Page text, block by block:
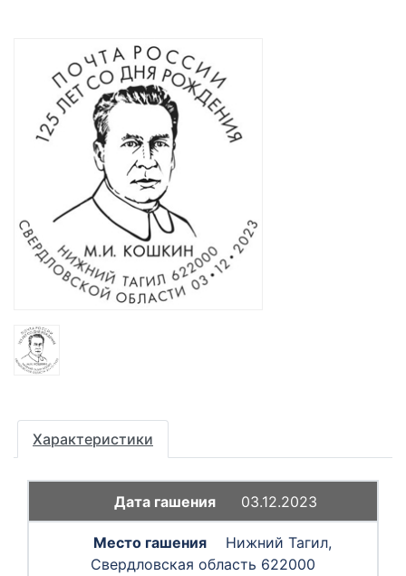
Характеристики
03.12.2023
Нижний Тагил,
Свердловская область 622000